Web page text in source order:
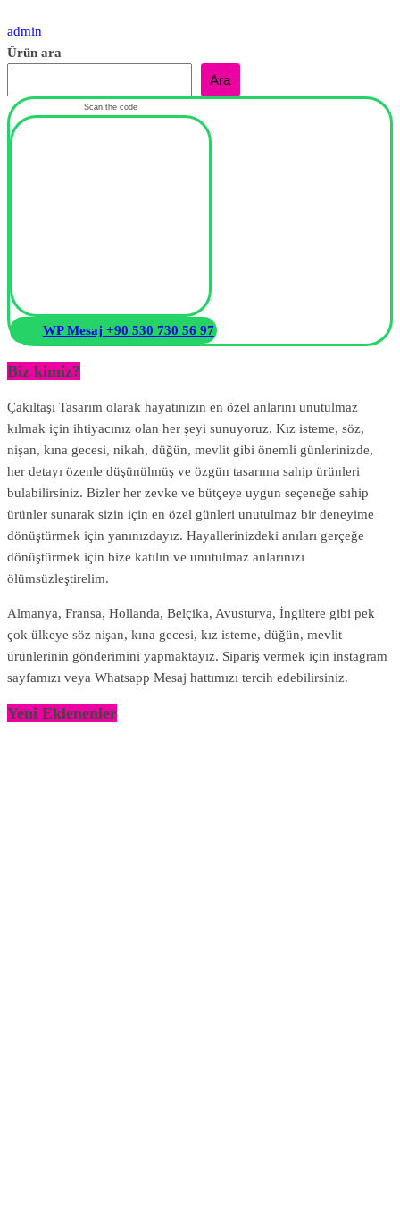
admin
Ürün ara
Ara
Scan the code
WP Mesaj +90 530 730 56 97
Biz kimiz?
Çakıltaşı Tasarım olarak hayatınızın en özel anlarını unutulmaz
kılmak için ihtiyacınız olan her şeyi sunuyoruz. Kız isteme, söz,
nişan, kına gecesi, nikah, düğün, mevlit gibi önemli günlerinizde,
her detayı özenle düşünülmüş ve özgün tasarıma sahip ürünleri
bulabilirsiniz. Bizler her zevke ve bütçeye uygun seçeneğe sahip
ürünler sunarak sizin için en özel günleri unutulmaz bir deneyime
dönüştürmek için yanınızdayız. Hayallerinizdeki anıları gerçeğe
dönüştürmek için bize katılın ve unutulmaz anlarınızı
ölümsüzleştirelim.
Almanya, Fransa, Hollanda, Belçika, Avusturya, İngiltere gibi pek
çok ülkeye söz nişan, kına gecesi, kız isteme, düğün, mevlit
ürünlerinin gönderimini yapmaktayız. Sipariş vermek için instagram
sayfamızı veya Whatsapp Mesaj hattımızı tercih edebilirsiniz.
Yeni Eklenenler